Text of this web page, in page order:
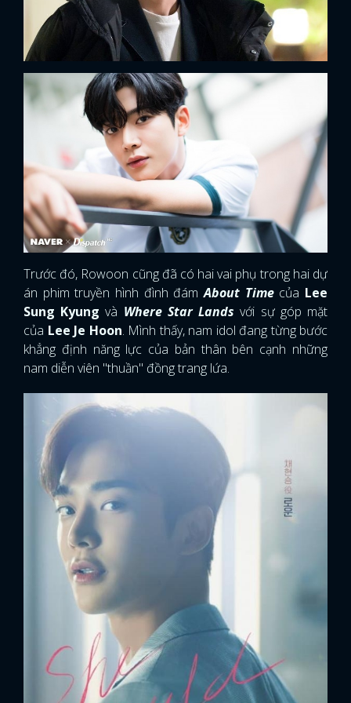
Trước đó, Rowoon cũng đã có hai vai phụ trong hai dự
án phim truyền hình đình đámAbout Time của Lee
Sung Kyung và Where Star Lands với sự góp mặt
của Lee Je Hoon. Mình thấy, nam idol đang từng bước
khẳng định năng lực của bản thân bên cạnh những
nam diễn viên "thuần" đồng trang lứa.